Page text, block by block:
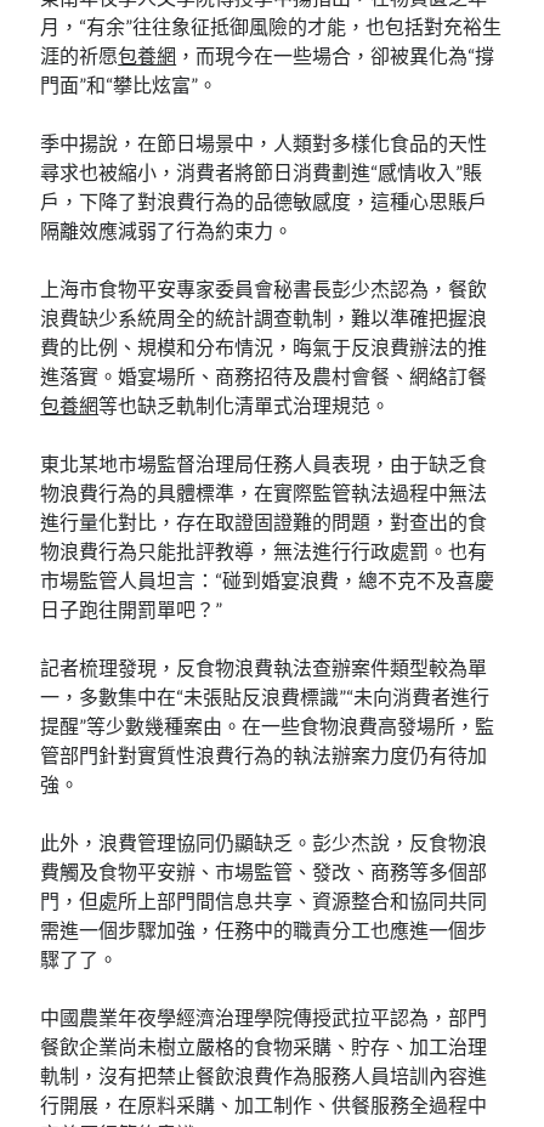
月，“有余”往往象征抵御風險的才能，也包括對充裕生
涯的祈愿包養網 ，而現今在一些場合，卻被異化為“撐
門面”和“攀比炫富”。
季中揚說，在節日場景中，人類對多樣化食品的天性
尋求也被縮小，消費者將節日消費劃進“感情收入”賬
戶，下降了對浪費行為的品德敏感度，這種心思賬戶
隔離效應減弱了行為約束力。
上海市食物平安專家委員會秘書長彭少杰認為，餐飲
浪費缺少系統周全的統計調查軌制，難以準確把握浪
費的比例、規模和分布情況，晦氣于反浪費辦法的推
進落實。婚宴場所、商務招待及農村會餐、網絡訂餐
包養網等也缺乏軌制化清單式治理規范。
東北某地市場監督治理局任務人員表現，由于缺乏食
物浪費行為的具體標準，在實際監管執法過程中無法
進行量化對比，存在取證固證難的問題，對查出的食
物浪費行為只能批評教導，無法進行行政處罰。也有
市場監管人員坦言：“碰到婚宴浪費，總不克不及喜慶
日子跑往開罰單吧？”
記者梳理發現，反食物浪費執法查辦案件類型較為單
一，多數集中在“未張貼反浪費標識”“未向消費者進行
提醒”等少數幾種案由。在一些食物浪費高發場所，監
管部門針對實質性浪費行為的執法辦案力度仍有待加
強。
此外，浪費管理協同仍顯缺乏。彭少杰說，反食物浪
費觸及食物平安辦、市場監管、發改、商務等多個部
門，但處所上部門間信息共享、資源整合和協同共同
需進一個步驟加強，任務中的職責分工也應進一個步
驟了了。
中國農業年夜學經濟治理學院傳授武拉平認為，部門
餐飲企業尚未樹立嚴格的食物采購、貯存、加工治理
軌制，沒有把禁止餐飲浪費作為服務人員培訓內容進
行開展，在原料采購、加工制作、供餐服務全過程中